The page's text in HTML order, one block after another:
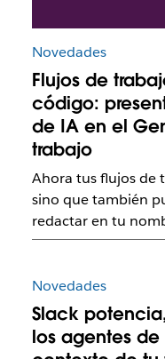
Novedades
Flujos de
código:
de IA en el
trabajo
Ahora tus flujos de
sino que también
redactar en tu
Novedades
Slack
los agentes